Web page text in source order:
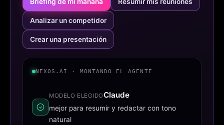
Briefing de mi mañana Resumir mis reuniones
Analizar un competidor
Crear una presentación
NEXOS.AI · MONTANDO EL AGENTE
MODELO ELEGIDOClaude
mejor para resumir y redactar con tono
natural